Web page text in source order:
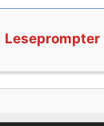
Leseprompter